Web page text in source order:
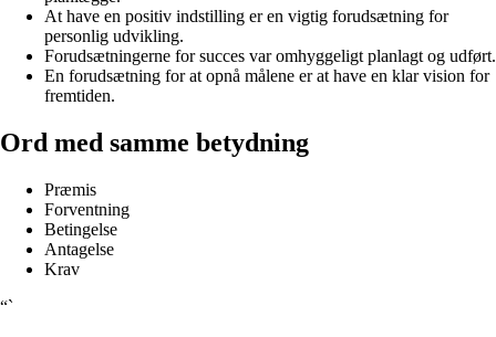
At have en positiv indstilling er en vigtig forudsætning for
personlig udvikling.
Forudsætningerne for succes var omhyggeligt planlagt og udført.
En forudsætning for at opnå målene er at have en klar vision for
fremtiden.
Ord med samme betydning
Præmis
Forventning
Betingelse
Antagelse
Krav
“`